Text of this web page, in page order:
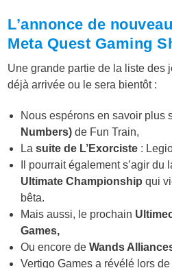
L’annonce de
Meta Quest Gaming
Une grande partie de la liste des
déjà arrivée ou le sera bientôt :
Nous espérons en savoir plus
Numbers) de Fun Train,
Lasuite de L’Exorciste :
Il pourrait également s’agir du
Ultimate Championship qui
bêta.
Mais aussi, le prochain
Games,
Ou encore deWands
Vertigo Games a révélé lors